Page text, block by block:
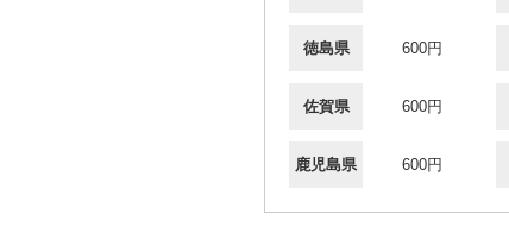
徳島県 600円
佐賀県 600円
鹿児島県 600円